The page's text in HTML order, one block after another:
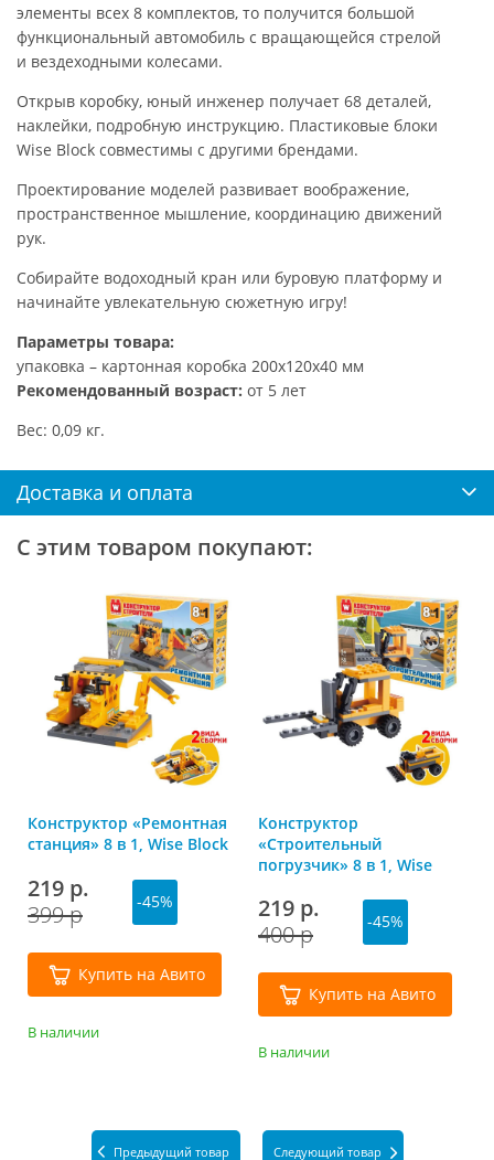
элементы всех 8 комплектов, то получится большой
функциональный автомобиль с вращающейся стрелой
и вездеходными колесами.
Открыв коробку, юный инженер получает 68 деталей,
наклейки, подробную инструкцию. Пластиковые блоки
Wise Block совместимы с другими брендами.
Проектирование моделей развивает воображение,
пространственное мышление, координацию движений
рук.
Собирайте водоходный кран или буровую платформу и
начинайте увлекательную сюжетную игру!
Параметры товара:
упаковка – картонная коробка 200х120х40 мм
Рекомендованный возраст: от 5 лет
Вес: 0,09 кг.
Доставка и оплата
С этим товаром покупают:
Конструктор «Ремонтная
станция» 8 в 1, Wise Block
219 р.
399 р
-45%
Купить на Авито
В наличии
Конструктор
«Строительный
погрузчик» 8 в 1, Wise
219 р.
400 р
-45%
Купить на Авито
В наличии
Предыдущий товар Следующий товар